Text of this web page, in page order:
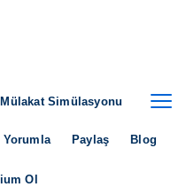
Mülakat Simülasyonu
Yorumla Paylaş Blog
Ol